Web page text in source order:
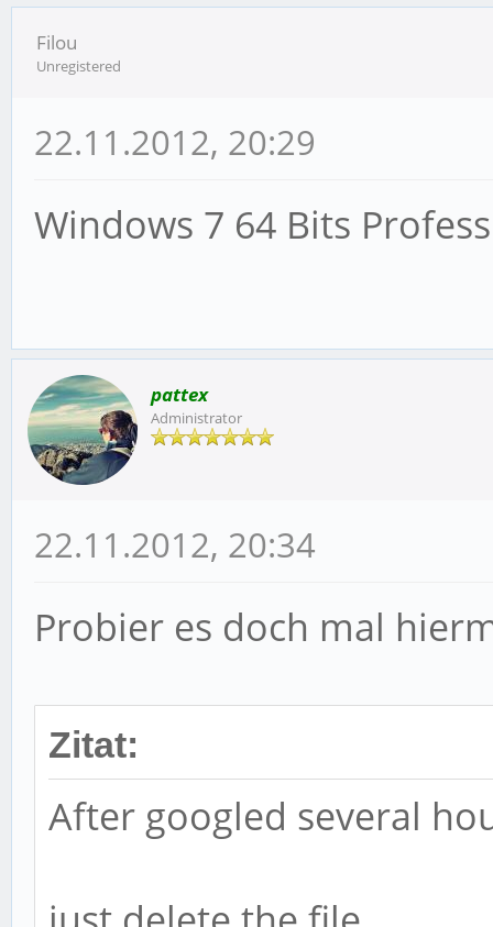
Filou
Unregistered
22.11.2012, 20:29
Windows 7 64 Bits
pattex
Administrator
22.11.2012, 20:34
Probier es doch mal
Zitat:
After googled several